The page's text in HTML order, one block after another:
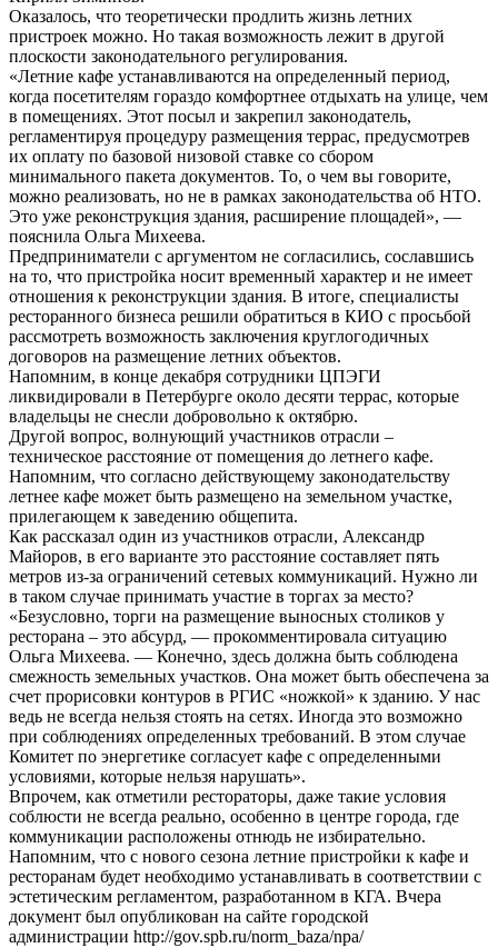
Оказалось, что теоретически продлить жизнь летних
пристроек можно. Но такая возможность лежит в другой
плоскости законодательного регулирования.
«Летние кафе устанавливаются на определенный период,
когда посетителям гораздо комфортнее отдыхать на улице, чем
в помещениях. Этот посыл и закрепил законодатель,
регламентируя процедуру размещения террас, предусмотрев
их оплату по базовой низовой ставке со сбором
минимального пакета документов. То, о чем вы говорите,
можно реализовать, но не в рамках законодательства об НТО.
Это уже реконструкция здания, расширение площадей», —
пояснила Ольга Михеева.
Предприниматели с аргументом не согласились, сославшись
на то, что пристройка носит временный характер и не имеет
отношения к реконструкции здания. В итоге, специалисты
ресторанного бизнеса решили обратиться в КИО с просьбой
рассмотреть возможность заключения круглогодичных
договоров на размещение летних объектов.
Напомним, в конце декабря сотрудники ЦПЭГИ
ликвидировали в Петербурге около десяти террас, которые
владельцы не снесли добровольно к октябрю.
Другой вопрос, волнующий участников отрасли –
техническое расстояние от помещения до летнего кафе.
Напомним, что согласно действующему законодательству
летнее кафе может быть размещено на земельном участке,
прилегающем к заведению общепита.
Как рассказал один из участников отрасли, Александр
Майоров, в его варианте это расстояние составляет пять
метров из-за ограничений сетевых коммуникаций. Нужно ли
в таком случае принимать участие в торгах за место?
«Безусловно, торги на размещение выносных столиков у
ресторана – это абсурд, — прокомментировала ситуацию
Ольга Михеева. — Конечно, здесь должна быть соблюдена
смежность земельных участков. Она может быть обеспечена за
счет прорисовки контуров в РГИС «ножкой» к зданию. У нас
ведь не всегда нельзя стоять на сетях. Иногда это возможно
при соблюдениях определенных требований. В этом случае
Комитет по энергетике согласует кафе с определенными
условиями, которые нельзя нарушать».
Впрочем, как отметили рестораторы, даже такие условия
соблюсти не всегда реально, особенно в центре города, где
коммуникации расположены отнюдь не избирательно.
Напомним, что с нового сезона летние пристройки к кафе и
ресторанам будет необходимо устанавливать в соответствии с
эстетическим регламентом, разработанном в КГА. Вчера
документ был опубликован на сайте городской
администрации http://gov.spb.ru/norm_baza/npa/